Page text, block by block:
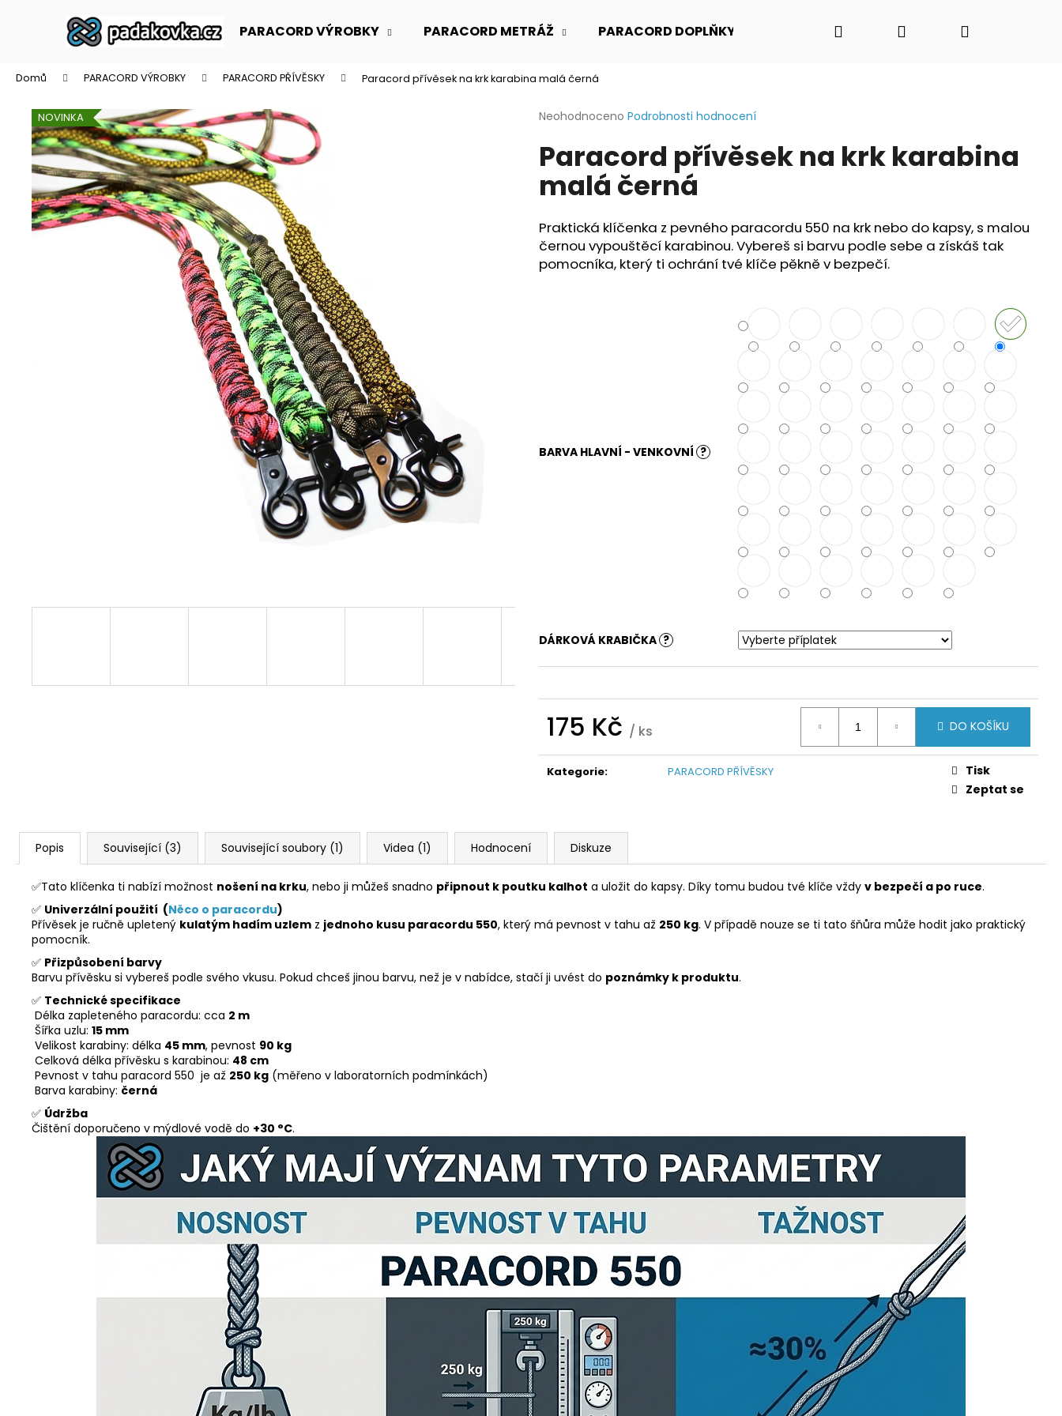
PARACORD VÝROBKY PARACORD METRÁŽ PARACORD DOPLŇKY O NÁS - PŘÍBĚH PADAKOVKA.CZ
Hledat PřihlášeníNákupní
Domů PARACORD VÝROBKY PARACORD PŘÍVĚSKY Paracord přívěsek na krk karabina malá černá
Průměrné
produktu
je
hvězdiček.
Neohodnoceno Podrobnosti hodnocení
Paracord přívěsek na krk karabina
malá černá
Praktická klíčenka z pevného paracordu 550 na krk nebo do kapsy, s malou
černou vypouštěcí karabinou.Vybereš si barvu podle sebe a získáš tak
pomocníka, který ti ochrání tvé klíče pěkně v bezpečí.
BARVA HLAVNÍ - VENKOVNÍ ?
DÁRKOVÁ KRABIČKA ?
175 Kč / ks
cena:
DO KOŠÍKU
Kategorie: PARACORD PŘÍVĚSKY
Tisk
Zeptat se
NOVINKA
Popis Související (3) Související soubory (1) Videa (1) Hodnocení Diskuze
✅Tato klíčenka ti nabízí možnost nošení na krku, nebo ji můžeš snadno připnout k poutku kalhot a uložit do kapsy. Díky tomu budou tvé klíče vždy v bezpečí a po ruce.
✅ Univerzální použití (Něco o paracordu)
Přívěsek je ručně upletený kulatým hadím uzlem z jednoho kusu paracordu 550, který má pevnost v tahu až 250 kg. V případě nouze se ti tato šňůra může hodit jako praktický
pomocník.
✅ Přizpůsobení barvy
Barvu přívěsku si vybereš podle svého vkusu. Pokud chceš jinou barvu, než je v nabídce, stačí ji uvést do poznámky k produktu.
✅ Technické specifikace
Délka zapleteného paracordu: cca 2 m
Šířka uzlu: 15 mm
Velikost karabiny: délka 45 mm, pevnost 90 kg
Celková délka přívěsku s karabinou: 48 cm
Pevnost v tahu paracord 550 je až 250 kg (měřeno v laboratorních podmínkách)
Barva karabiny: černá
✅ Údržba
Čištění doporučeno v mýdlové vodě do +30 °C.
Zpět
obchodu
Zpět
obchodu
Co potřebujete najít?
HLEDAT